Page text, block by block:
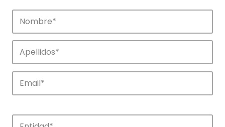
Noticias
Conoce las noticias más destacadas de
tecnológicos.